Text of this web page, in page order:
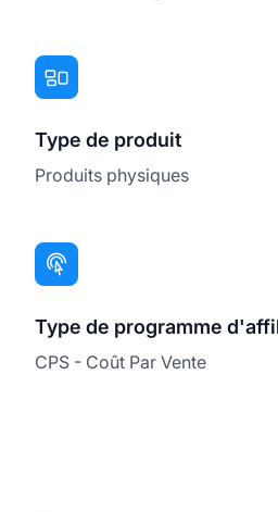
Type de produit
Produits physiques
Type de programme
CPS - Coût Par Vente